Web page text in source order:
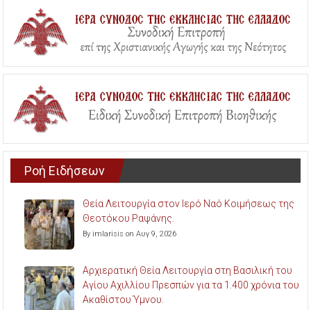
Ροή Ειδήσεων
Θεία Λειτουργία στον Ιερό Ναό Κοιμήσεως της
Θεοτόκου Ραψάνης.
By imlarisis on Αυγ 9, 2026
Αρχιερατική Θεία Λειτουργία στη Βασιλική του
Αγίου Αχιλλίου Πρεσπών για τα 1.400 χρόνια του
Ακαθίστου Ύμνου.